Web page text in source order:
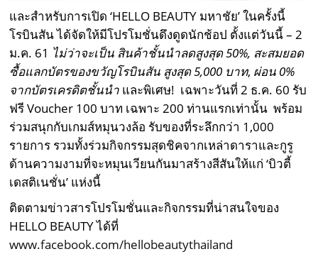
และสำหรับการเปิด ‘HELLO BEAUTY มหาชัย’ ในครั้งนี้
โรบินสัน ได้จัดให้มีโปรโมชั่นดึงดูดนักช้อป ตั้งแต่วันนี้ – 2
ม.ค. 61 ไม่ว่าจะเป็น สินค้าชั้นนำลดสูงสุด 50%, สะสมยอด
ซื้อแลกบัตรของขวัญโรบินสัน สูงสุด 5,000 บาท, ผ่อน 0%
จากบัตรเครดิตชั้นนำ และพิเศษ! เฉพาะวันที่ 2 ธ.ค. 60 รับ
ฟรี Voucher 100 บาท เฉพาะ 200 ท่านแรกเท่านั้น พร้อม
ร่วมสนุกกับเกมส์หมุนวงล้อ รับของที่ระลึกกว่า 1,000
รายการ รวมทั้งร่วมกิจกรรมสุดชิคจากเหล่าดาราและกูรู
ด้านความงามที่จะหมุนเวียนกันมาสร้างสีสันให้แก่ ‘บิวตี้
เดสติเนชั่น’ แห่งนี้
ติดตามข่าวสารโปรโมชั่นและกิจกรรมที่น่าสนใจของ
HELLO BEAUTY ได้ที่
www.facebook.com/hellobeautythailand